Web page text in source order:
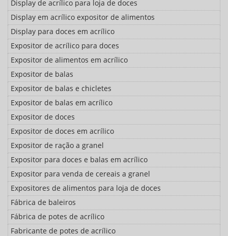
Display de acrílico para loja de doces
Display em acrílico expositor de alimentos
Display para doces em acrílico
Expositor de acrílico para doces
Expositor de alimentos em acrílico
Expositor de balas
Expositor de balas e chicletes
Expositor de balas em acrílico
Expositor de doces
Expositor de doces em acrílico
Expositor de ração a granel
Expositor para doces e balas em acrílico
Expositor para venda de cereais a granel
Expositores de alimentos para loja de doces
Fábrica de baleiros
Fábrica de potes de acrílico
Fabricante de potes de acrílico